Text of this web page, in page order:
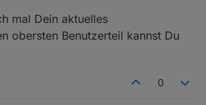
aus:
mal Dein aktuelles
obersten Benutzerteil kannst Du
0